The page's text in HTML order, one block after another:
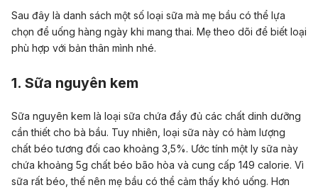
Sau đây là danh sách một số loại sữa mà mẹ bầu có thể lựa
chọn để uống hàng ngày khi mang thai. Mẹ theo dõi để biết loại
phù hợp với bản thân mình nhé.
1. Sữa nguyên kem
Sữa nguyên kem là loại sữa chứa đầy đủ các chất dinh dưỡng
cần thiết cho bà bầu. Tuy nhiên, loại sữa này có hàm lượng
chất béo tương đối cao khoảng 3,5%. Ước tính một ly sữa này
chứa khoảng 5g chất béo bão hòa và cung cấp 149 calorie. Vì
sữa rất béo, thế nên mẹ bầu có thể cảm thấy khó uống. Hơn